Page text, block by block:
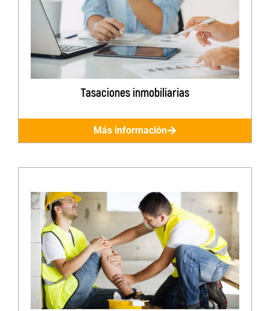
Tasaciones inmobiliarias
Más información